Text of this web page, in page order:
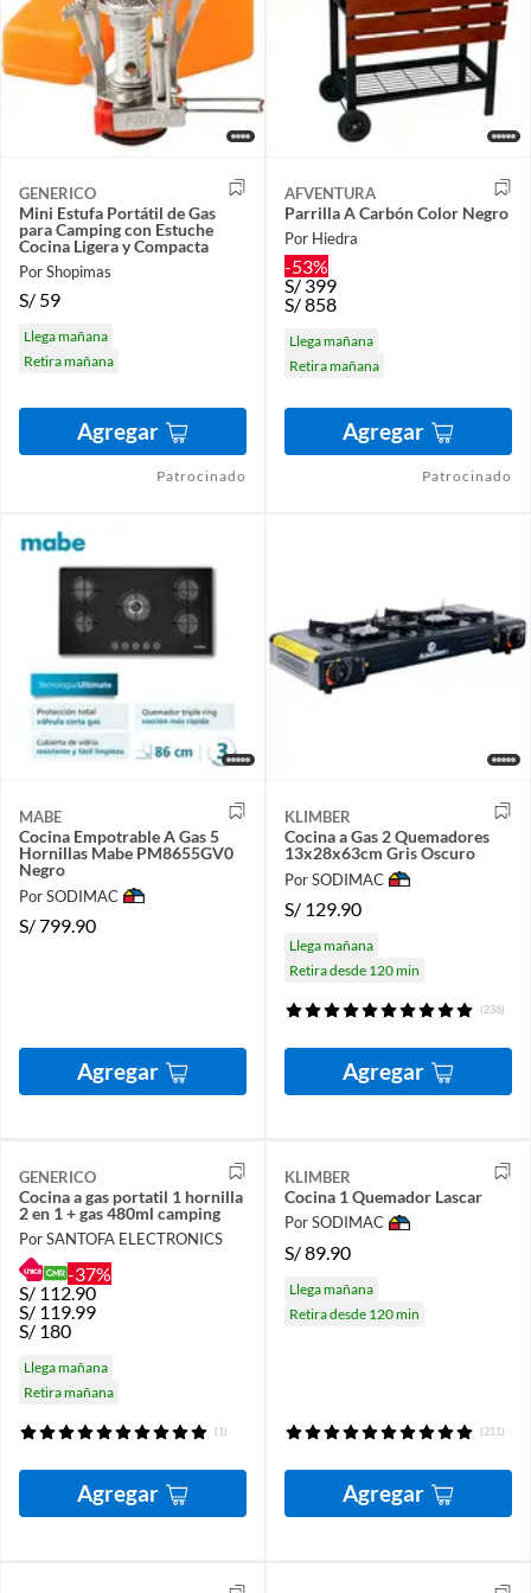
GENERICO
Mini Estufa Portátil de Gas
para Camping con Estuche
Cocina Ligera y Compacta
Por Shopimas
S/ 59
Llega mañana
Retira mañana
Agregar
Patrocinado
AFVENTURA
Parrilla A Carbón Color Negro
Por Hiedra
-53%
S/ 399
S/858
Llega mañana
Retira mañana
Agregar
Patrocinado
MABE
Cocina Empotrable A Gas 5
Hornillas Mabe PM8655GV0
Negro
Por SODIMAC
S/799.90
Agregar
KLIMBER
Cocina a Gas 2 Quemadores
13x28x63cm Gris Oscuro
Por SODIMAC
S/ 129.90
Llega mañana
Retira desde 120 min
(236)
Agregar
GENERICO
Cocina a gas portatil 1 hornilla
2 en 1 + gas 480ml camping
Por SANTOFA ELECTRONICS
-37%
S/ 112.90
S/ 119.99
S/ 180
Llega mañana
Retira mañana
(1)
Agregar
KLIMBER
Cocina 1 Quemador Lascar
Por SODIMAC
S/89.90
Llega mañana
Retira desde 120 min
(211)
Agregar